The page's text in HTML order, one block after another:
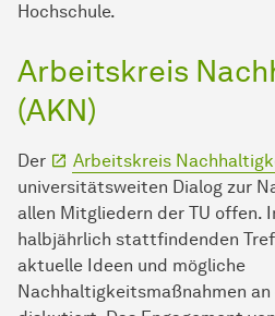
Hochschule.
Arbeitskreis
(AKN)
Der Arbeitskreis
universitätsweiten Dialog zur
allen Mitgliedern der TU offen.
halbjährlich stattfindenden
aktuelle Ideen und mögliche
Nachhaltigkeitsmaßnahmen an